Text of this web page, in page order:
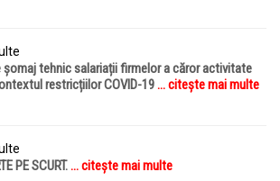
șomaj tehnic salariații firmelor a căror activitate
restricțiilor COVID-19 ... citește mai multe
PE SCURT. ... citește mai multe